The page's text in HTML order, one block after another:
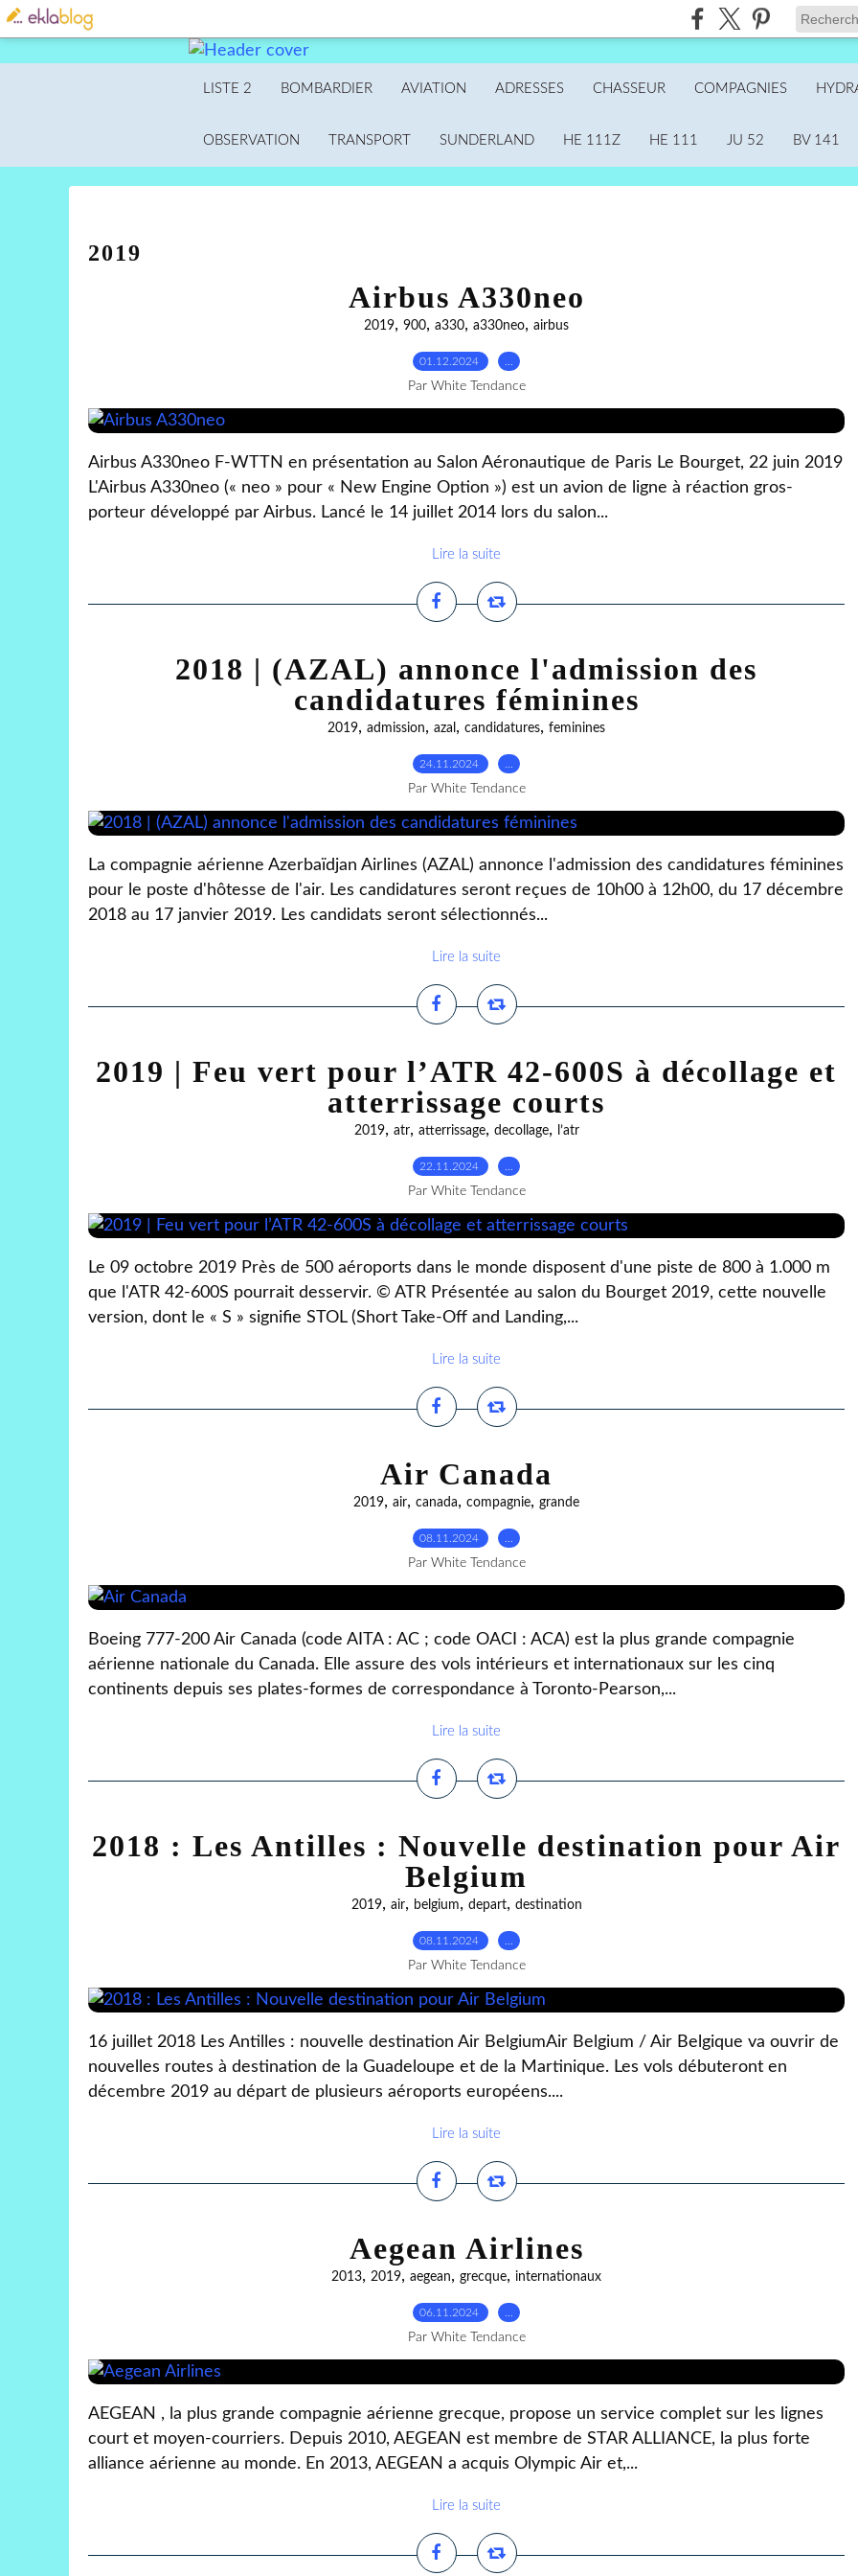
LISTE 2 BOMBARDIER AVIATION ADRESSES CHASSEUR COMPAGNIES
OBSERVATION TRANSPORT SUNDERLAND HE 111Z HE 111 JU 52 BV 141
2019
Airbus A330neo
2019, 900, a330, a330neo, airbus
01.12.2024
Par White Tendance
Airbus A330neo F-WTTN en présentation au Salon Aéronautique de Paris Le Bourget, 22 juin 2019
L'Airbus A330neo (« neo » pour « New Engine Option ») est un avion de ligne à réaction gros-
porteur développé par Airbus. Lancé le 14 juillet 2014 lors du salon...
Lire la suite
2018 | (AZAL) annonce l'admission des
candidatures féminines
2019, admission, azal , candidatures, feminines
24.11.2024
Par White Tendance
La compagnie aérienne Azerbaïdjan Airlines (AZAL) annonce l'admission des candidatures féminines
pour le poste d'hôtesse de l'air. Les candidatures seront reçues de 10h00 à 12h00, du 17 décembre
2018 au 17 janvier 2019. Les candidats seront sélectionnés...
Lire la suite
2019 | Feu vert pour l’ATR 42-600S à décollage et
atterrissage courts
2019, atr, atterrissage, decollage, l’atr
22.11.2024
Par White Tendance
Le 09 octobre 2019 Près de 500 aéroports dans le monde disposent d'une piste de 800 à 1.000 m
que l'ATR 42-600S pourrait desservir. © ATR Présentée au salon du Bourget 2019, cette nouvelle
version, dont le « S » signifie STOL (Short Take-Off and Landing,...
Lire la suite
Air Canada
2019, air, canada, compagnie, grande
08.11.2024
Par White Tendance
Boeing 777-200 Air Canada (code AITA : AC ; code OACI : ACA) est la plus grande compagnie
aérienne nationale du Canada. Elle assure des vols intérieurs et internationaux sur les cinq
continents depuis ses plates-formes de correspondance à Toronto-Pearson,...
Lire la suite
2018 : Les Antilles : Nouvelle destination pour Air
Belgium
2019, air, belgium, depart, destination
08.11.2024
Par White Tendance
16 juillet 2018 Les Antilles : nouvelle destination Air BelgiumAir Belgium / Air Belgique va ouvrir de
nouvelles routes à destination de la Guadeloupe et de la Martinique. Les vols débuteront en
décembre 2019 au départ de plusieurs aéroports européens....
Lire la suite
Aegean Airlines
2013, 2019, aegean, grecque, internationaux
06.11.2024
Par White Tendance
AEGEAN , la plus grande compagnie aérienne grecque, propose un service complet sur les lignes
court et moyen-courriers. Depuis 2010, AEGEAN est membre de STAR ALLIANCE, la plus forte
alliance aérienne au monde. En 2013, AEGEAN a acquis Olympic Air et,...
Lire la suite